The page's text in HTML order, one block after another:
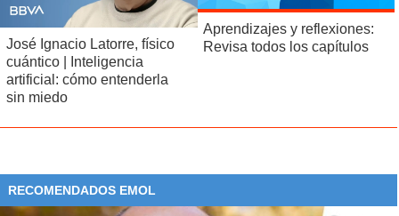
José Ignacio Latorre, físico
cuántico | Inteligencia
artificial: cómo entenderla
sin miedo
Aprendizajes y reflexiones:
Revisa todos los capítulos
RECOMENDADOS EMOL